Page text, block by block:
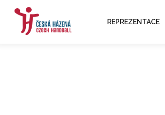
REPREZENTACE